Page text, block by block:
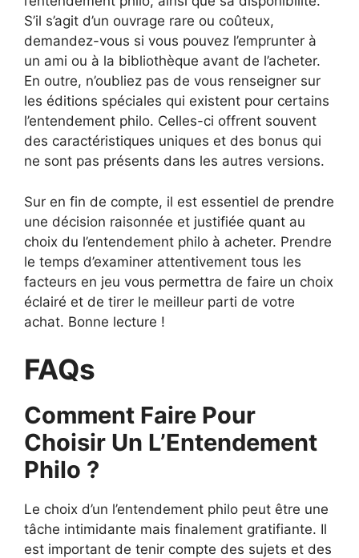
S’il s’agit d’un ouvrage rare ou coûteux,
demandez-vous si vous pouvez l’emprunter à
un ami ou à la bibliothèque avant de l’acheter.
En outre, n’oubliez pas de vous renseigner sur
les éditions spéciales qui existent pour certains
l’entendement philo. Celles-ci offrent souvent
des caractéristiques uniques et des bonus qui
ne sont pas présents dans les autres versions.
Sur en fin de compte, il est essentiel de prendre
une décision raisonnée et justifiée quant au
choix du l’entendement philo à acheter. Prendre
le temps d’examiner attentivement tous les
facteurs en jeu vous permettra de faire un choix
éclairé et de tirer le meilleur parti de votre
achat. Bonne lecture !
FAQs
Comment Faire Pour
Choisir Un L’Entendement
Philo ?
Le choix d’un l’entendement philo peut être une
tâche intimidante mais finalement gratifiante. Il
est important de tenir compte des sujets et des